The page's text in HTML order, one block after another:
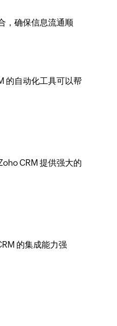
，确保信息流通顺
的自动化工具可以帮
CRM 提供强大的
的集成能力强